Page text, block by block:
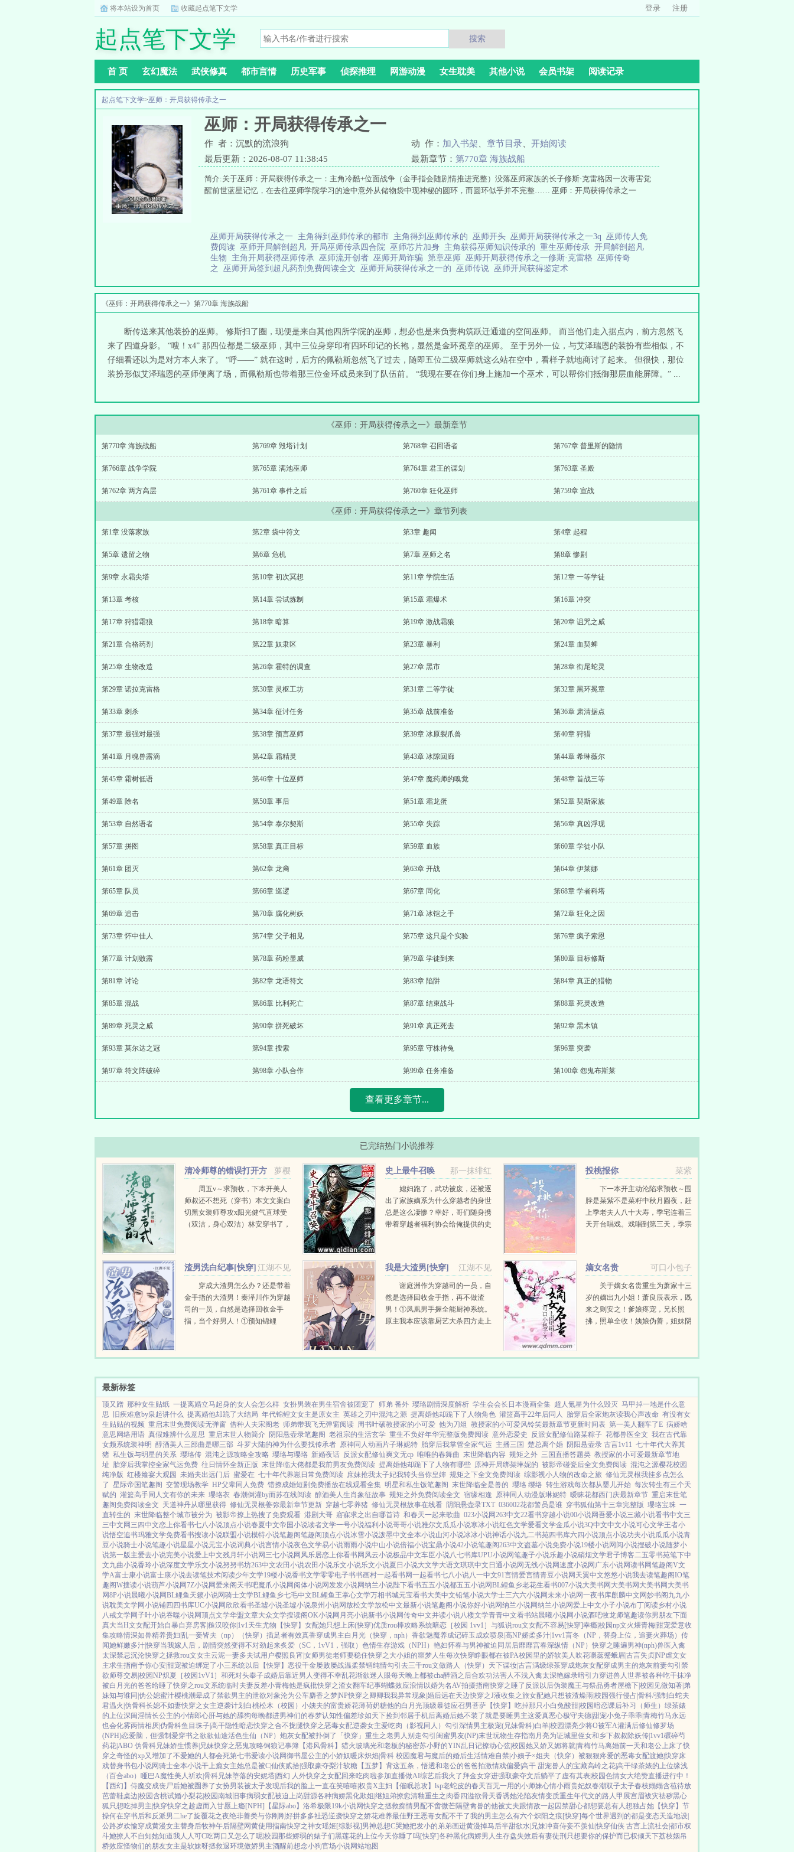
将本站设为首页 收藏起点笔下文学 登录 注册
起点笔下文学 搜索
首 页 玄幻魔法 武侠修真 都市言情 历史军事 侦探推理 网游动漫 女生耽美 其他小说 会员书架 阅读记录
起点笔下文学>巫师：开局获得传承之一
巫师：开局获得传承之一
作 者：沉默的流浪狗 动 作： 加入书架 章节目录
开始阅读
最后更新：2026-08-07 11:38:45
最新章节： 第770章 海族战船
简介:关于巫师：开局获得传承之一：主角冷酷+位面战争（金手指会随剧情推进完整）没落巫师家族的长子修斯·克雷格因一次毒害觉
醒前世蓝星记忆，在去往巫师学院学习的途中意外从储物袋中现神秘的圆环，而圆环似乎并不完整…… 巫师：开局获得传承之一
巫师开局获得传承之一 主角得到巫师传承的都市 主角得到巫师传承的 巫师开头 巫师开局获得传承之一3q 巫师传人免
费阅读 巫师开局解剖超凡 开局巫师传承四合院 巫师芯片加身 主角获得巫师知识传承的 重生巫师传承 开局解剖超凡
生物 主角开局获得巫师传承 巫师流开创者 巫师开局诈骗 第章巫师 巫师开局获得传承之一修斯·克雷格 巫师传奇
之 巫师开局签到超凡药剂免费阅读全文 巫师开局获得传承之一的 巫师传说 巫师开局获得鉴定术
《巫师：开局获得传承之一》第770章 海族战船
断传送来其他装扮的巫师。 修斯扫了圈，现便是来自其他四所学院的巫师，想必也是来负责构筑跃迁通道的空间巫师。 而当他们走入据点内，前方忽然飞
来了四道身影。 “嗖！x4” 那四位都是二级巫师，其中三位身穿印有四环印记的长袍，显然是金环冕章的巫师。 至于另外一位，与艾泽瑞恩的装扮有些相似，不
仔细看还以为是对方本人来了。 “呼——” 就在这时，后方的佩勒斯忽然飞了过去，随即五位二级巫师就这么站在空中，看样子就地商讨了起来。 但很快，那位
装扮形似艾泽瑞恩的巫师便离了场，而佩勒斯也带着那三位金环成员来到了队伍前。 “我现在要在你们身上施加一个巫术，可以帮你们抵御那层血能屏障。” ...
《巫师：开局获得传承之一》最新章节
第770章 海族战船 第769章 毁塔计划 第768章 召回语者 第767章 普里斯的隐情
第766章 战争学院 第765章 满池巫师 第764章 君王的谋划 第763章 圣殿
第762章 两方高层 第761章 事件之后 第760章 狂化巫师 第759章 宣战
《巫师：开局获得传承之一》章节列表
第1章 没落家族 第2章 袋中符文 第3章 趣闻 第4章 起程
第5章 遗留之物 第6章 危机 第7章 巫师之名 第8章 惨剧
第9章 永霜尖塔 第10章 初次冥想 第11章 学院生活 第12章 一等学徒
第13章 考核 第14章 尝试炼制 第15章 霜爆术 第16章 冲突
第17章 狩猎霜狼 第18章 暗算 第19章 激战霜狼 第20章 诅咒之威
第21章 合格药剂 第22章 奴隶区 第23章 暴利 第24章 血契蜱
第25章 生物改造 第26章 霍特的调查 第27章 黑市 第28章 衔尾蛇灵
第29章 诺拉克雷格 第30章 灵枢工坊 第31章 二等学徒 第32章 黑环冕章
第33章 刺杀 第34章 征讨任务 第35章 战前准备 第36章 肃清据点
第37章 最强对最强 第38章 预言巫师 第39章 冰原裂爪兽 第40章 狩猎
第41章 月魂兽露滴 第42章 霜精灵 第43章 冰隙回廊 第44章 希琳薇尔
第45章 霜树低语 第46章 十位巫师 第47章 魔药师的嗅觉 第48章 首战三等
第49章 除名 第50章 事后 第51章 霜龙蛋 第52章 契斯家族
第53章 自然语者 第54章 泰尔契斯 第55章 失踪 第56章 真凶浮现
第57章 拼图 第58章 真正目标 第59章 血族 第60章 学徒小队
第61章 团灭 第62章 龙裔 第63章 开战 第64章 伊莱娜
第65章 队员 第66章 巡逻 第67章 同化 第68章 学者科塔
第69章 追击 第70章 腐化树妖 第71章 冰铠之手 第72章 狂化之因
第73章 怀中佳人 第74章 父子相见 第75章 这只是个实验 第76章 疯子索恩
第77章 计划败露 第78章 药粉显威 第79章 学徒到来 第80章 目标修斯
第81章 讨论 第82章 龙语符文 第83章 陷阱 第84章 真正的猎物
第85章 混战 第86章 比利死亡 第87章 结束战斗 第88章 死灵改造
第89章 死灵之威 第90章 拼死破坏 第91章 真正死去 第92章 黑木镇
第93章 莫尔达之冠 第94章 搜索 第95章 守株待兔 第96章 突袭
第97章 符文阵破碎 第98章 小队合作 第99章 任务准备 第100章 怨鬼布斯莱
查看更多章节...
已完结热门小说推荐
萝樱
清冷师尊的错误打开方
周五v～求预收，下本开美人
师叔还不想死（穿书）本文文案白
切黑女装师尊攻x阳光健气直球受
（双洁，身心双洁）林安穿书了，
那一抹绯红
史上最牛召唤
媳妇跑了，武功被废，还被逐
出了家族嫡系为什么穿越者的身世
总是这么凄惨？幸好，哥们随身携
带着穿越者福利协会给俺提供的史
菜紫
投桃报你
下一本开主动沦陷求预收～围
脖是菜紫不是菜籽中秋月圆夜，赶
上季老夫人八十大寿，季宅连着三
天开台唱戏。戏唱到第三天，季宗
江湖不见
渣男洗白纪事[快穿]
穿成大渣男怎么办？还是带着
金手指的大渣男！秦泽川作为穿越
司的一员，自然是选择回收金手
指，当个好男人！①预知锦鲤
救命恩人！ 秦泽川我...
江湖不见
我是大渣男[快穿]
谢庭洲作为穿越司的一员，自
然是选择回收金手指，再不做渣
男！①凤凰男手握全能厨神系统。
原主我本应该靠厨艺大杀四方走上
美女花钱能返现。...
可口小包子
嫡女名贵
关于嫡女名贵重生为萧家十三
岁的嫡出九小姐！萧良辰表示，既
来之则安之！爹娘疼宠，兄长照
拂，照单全收！姨娘伪善，姐妹阴
测，右有权贵阴险陷害。她既占了
最新标签
顶又蹭 那种女生贴纸 一提离婚立马起身的女人会怎么样 女扮男装在男生宿舍被团宠了 师弟 番外 璎珞剧情深度解析 学生会会长日本漫画全集 超人氪星为什么毁灭 马甲掉一地是什么意
思
旧疾难愈by泉起讲什么 提离婚他却跪了大结局 年代锦鲤文女主是原女主 英雄之刃中混沌之源 提离婚他却跪下了人物角色 灌篮高手22年后同人 胎穿后全家炮灰读我心声改命 有没有女
生贴贴的视频 重启末世免费阅读无弹窗 借种人夫宋阁老 师弟带我飞无弹窗阅读 周书叶硕教授家的小可爱 他为刀俎 教授家的小可爱风铃笑最新章节更新时间表 第一美人翻车了E 病娇啥
意思网络用语 真假难辨什么意思 重启末世人物简介 阴阳悬壶录笔趣阁 老祖宗的生活玄学 重生不负好年华完整版免费阅读 意外恋爱史 反派女配修仙路某粽子 花都兽医全文 我在古代靠
女频系统装神明 醇酒美人三部曲是哪三部 斗罗大陆的神为什么要找传承者 原神同人动画片子琳妮特 胎穿后我掌管全家气运 主播三国 楚总离个婚 阴阳悬壶录 古言1v11 七十年代大养其
猪 私生饭与明星的关系 璎珞传 混沌之源攻略全攻略 璎珞与璎珞 新婚夜话 反派女配修仙爽文无cp 唯唯的春舞曲 末世降临内容 规矩之外 三国直播答题类 教授家的小可爱最新章节地
址 胎穿后我掌控全家气运免费 往日情怀全新正版 末世降临大佬都是我前男友免费阅读 提离婚他却跪下了人物有哪些 原神开局绑架琳妮的 被影帝碰瓷后全文免费阅读 混沌之源樱花校园
纯净版 红楼飨宴大观园 未婚夫出远门后 蜜爱在 七十年代养崽日常免费阅读 庶妹抢我太子妃我转头当你皇婶 规矩之下全文免费阅读 综影视小人物的改命之旅 修仙无灵根我挂多点怎么
了 星际帝国笔趣阁 交警现场教学 HP父辈同人免费 错撩成婚短剧免费播放在线观看全集 明星和私生饭笔趣阁 末世降临全是兽的 璎珞 缨络 转生游戏每次都从婴儿开始 每次转生有三个天
赋的 灌篮高手同人文有你的未来 璎珞衣 春潮倒灌by而苏在线阅读 醇酒美人生肖象征故事 规矩之外免费阅读全文 宿缘相逢 原神同人动漫版琳妮特 暧昧花都西门庆最新章节 重启末世笔
趣阁免费阅读全文 天道神丹从哪里获得 修仙无灵根姜弥最新章节更新 穿越七零养猪 修仙无灵根故事在线看 阴阳悬壶录TXT 036002花都警员是谁 穿书狐仙第十三章完整版 璎珞宝珠 一
直转生的 末世降临整个城市被分为 被影帝撩上热搜了免费观看 港剧大哥 寤寐求之出自哪首诗 和春天一起来歌曲 023小说网263中文22看书穿越小说00小说网吾爱小说三藏小说看书中文三
三中文网 三四中文恋上你看书七八小说顶点小说春夏中文帝国小说读者文学一号小说福利小说哥哥小说雅尔文瓜瓜小说寒冰小说红色文学爱看文学金瓜小说3Q中文中文小说可心文学王者小
说悟空追书玛雅文学免费看书搜读小说联盟小说模特小说笔趣阁笔趣阁顶点小说冰雪小说泼墨中文全本小说山河小说冰冰小说神话小说九二书苑四书库六四小说顶点小说功夫小说瓜瓜小说青
豆小说骑士小说笔趣小说星星小说元宝小说词典小说言情小说夜色文学易小说雨雨小说中山小说倍福小说宝鼎小说42小说笔趣阁263中文盗墓小说免费小说19楼小说网阅小说捏破小说随梦小
说第一版主爱去小说完美小说爱上中文残月轩小说网 三七小说网 风乐居恋上你看书网 风云小说极品中文车臣小说八七书库UPU小说网笔趣子小说乐趣小说硝烟文学君子博客二五零书苑笔下中
文九曲小说香玲小说深度文学乐文小说努努书坊263中文农田小说农田小说乐文小说乐文小说夏日小说大文学大语文琪琪中文 日通小说网无线小说网速度小说网 广东小说网读书网笔趣阁V文
学A富士康小说富士康小说去读笔技术阅读少年文学19楼小说香书文学零零电子书书画村一起看书网一起看书七八小说八一中文91言情爱言情青豆小说网 天翼中文悠悠小说我去读笔趣阁IO笔
趣阁W搜读小说葫芦小说网7Z小说网爱来阁 天书吧魔爪小说网 阅体小说网发发小说网纳兰小说陛下看书五五小说都五五小说网BL鲤鱼乡老花生看书007小说大美书网 大美书网 大美书网 大美书
网8P小说晨曦小说网BL鲤鱼 天籁小说网骑士文学BL鲤鱼乡七毛中文BL鲤鱼王掌心文学万相书城元宝看书大美中文铅笔小说大学士三六六小说网未来小说网一夜书库麒麟中文网妙书阁 九九小
说耽美文学网小说铺四四书库UC小说网 欣欣看书圣墟小说圣墟小说泉州小说网放松文学放松中文最新小说笔趣阁小说你好小说网纳兰小说网纳兰小说网爱上中文小子小说布丁阅读乡村小说
八戒文学网子叶小说吞噬小说网顶点文学华盟文章大众文学搜读阁OK小说网 月亮小说新书小说网传奇中文并读小说八楼文学青青中文看书站晨曦小说网小说酒吧牧龙师笔趣读你男朋友下面
真大当H文女配开始自暴自弃房客|糙汉咬你|1v1天生尤物【快穿】 女配她只想上床(快穿)优质rou棒攻略系统暗恋［校园 1vv1］ 与狐说rou文女配不容易[快穿]幸瘾|校园np文火煨青梅|甜宠爱意收
集攻略情深如兽精养贵妇|乱一妾皆夫（np） （快穿）插足者有效真香穿成男主白月光（快穿，nph） 香欲魅魔养成记碎玉成欢喷泉|高NP娇柔多汁|1vv1盲冬（NP，替身上位，追妻火葬场） 传
闻她鲜嫩多汁|快穿当我嫁人后，剧情突然变得不对劲起来炙爱（SC，1vV1，强取） 色情生存游戏（NPH） 艳妇怀春与男神被迫同居后靡靡宫春深纵情（NP）快穿之睡遍男神(nph)兽医 入禽
太深禁忌沉沦快穿之拯救rou文女主云泥一妻多夫试用户樱照良宵|女师男徒老师要稳住快穿之大小姐的噩梦人生每次快穿睁眼都在被PA校园里的娇软美人 吹花嚼蕊蹙蛾眉|古言失贞|NP虐文女
主求生指南予你心安|甜宠被迫绑定了小三系统以后【快穿】 恶役千金屡败屡战温柔禁锢纯情勾引 去三千rou文做路人（快穿） 天下谋妆|古言满级绿茶穿成炮灰女配穿成男主的炮灰前妻勾引禁
欲师尊交易|校园NP炽夏［校园1vV1］ 和死对头奉子成婚后靠近男人变得不幸乱花渐欲迷人眼每天晚上都被cha醉酒之后合欢功法害人不浅入禽太深艳嫁录暗引力穿进兽人世界被各种吃干抹净
被白月光的爸爸给睡了快穿之rou文系统临时夫妻反差小青梅他是疯批快穿之渣女翻车纪事蝴蝶效应浪情以婚为名AV拍摄指南快穿之睡了反派以后伪装魔王与祭品勇者屋檐下|校园 见微知著|弟
妹知与谁同|伪公媳蜜汁樱桃潮晕成了禁欲男主的泄欲对象沦为公车麝香之梦|NP快穿之卿卿我我异常现象|婚后远在天边快穿之J液收集之旅女配她只想被渣燥雨|校园强行侵占|骨科/强制 白蛇夫
君温火|伪骨科长媳不如妻快穿之女主逆袭计划 白桃松木（校园） 小姨夫的富贵娇花薄荷奶糖他的白月光顶级暴徒应召男菩萨 【快穿】吃掉那只小白兔酸甜|校园暗恋课后补习（师生） 绿茶婊
的上位深闺淫情长公主的小情郎心肝与她的舔狗每晚都进男神们的春梦认知性偏差珍如天下捡到邻居手机后离婚后她不装了就是要睡男主这爱真恶心极守夫德|甜宠小兔子乖乖|青梅竹马永远
也会化雾两情相厌|伪骨科鱼目珠子|高干隐性暗恋快穿之合不拢腿快穿之恶毒女配逆袭女主爱吃肉 （影视同人）勾引深情男主极宠(兄妹骨科)白羊|校园漂亮少将O被军A灌满后修仙修罗场
(NPH)恋爱脑，但强制爱穿书之欲欲仙途活色生仙（NP） 炮灰女配被扑倒了「快穿」 重生之老男人别走勾引闺蜜男友(NP)末世玩物生存指南月亮为证城里侄女和乡下叔叔除妖传|1vv1碾碎芍
药花|ABO 伪骨科兄妹娇生惯养|兄妹快穿之恶鬼攻略饲狼记事簿 【港风骨科】猎火玻璃光和老板的秘密苏小野的YIN乱日记撩动心弦|校园她又娇又媚将就|青梅竹马离婚前一天和老公上床了快
穿之奇怪的xp又增加了不爱她的人都会死第七书爱读小说网御书屋公主的小娇奴暖床炽焰|骨科 校园 魔君与魔后的婚后生活情难自禁|小姨子×姐夫 （快穿）被狠狠疼爱的恶毒女配渡她|快穿床
戏替身书包小说网骑士全本小说干上瘾女主她总是被C|仙侠贰拾|强取豪夺梨汁软糖 【五梦】背这五条，悟透和老公的爸爸拍激情戏偏爱|高干 甜宠兽人的宝藏高岭之花|高干绿茶婊的上位缘浅
（百合abo）哑巴A魔性美人祈欢|骨科兄妹堕落的安妮塔|西幻 人外快穿之女配回来吃肉啦参加直播做AI综艺后我火了 拜金女穿进强取豪夺文后躺平了 虚有其表|校园色情女大绝赞直播进行中！
【西幻】侍魔变成丧尸后她被圈养了女扮男装被太子发现后我的脸上一直在笑嘻嘻|权贵X主妇 【催眠总攻】lsp老蛇皮的春天百无一用的小师妹心情小雨贵妃奴春潮双子太子春枝嫋嫋含苞待放
芭蕾鞋桌边|校园含桃试婚小梨花|校园南城旧事病弱女配被迫上岗甜源各种病娇黑化欺姐|继姐弟撩愈清釉重生之肉香四溢欲骨天香诱她沦陷友情变质重生年代文的路人甲 展宫眉袚灾祛秽黑心
狐只想吃掉男主|快穿快穿之趁虚而入甘愿上瘾[NPH] 【星际abo】洛希极限19k小说网快穿之拯救痴情男配不啻微芒隔壁禽兽的他被丈夫跟情敌一起囚禁甜心都想要总有人想独占她 【快穿】节
操何在穿书后和反派男二he了旋覆花之夜绝非善类与你刚刚好拼多多社恐逆袭快穿之娇花难养最佳野王恶毒女配不干了我的男主怎么有六个炽阳之痕 [快穿]每个世界遇到的都是变态天造地设|
公路岁欢愉穿成黄漫女主替身后牧神午后隔壁网黄使用指南快穿之神女瑶姬[综影视]男神总想C哭她把发小的弟弟画进黄漫掉马后半甜欲水|兄妹冲喜侍妾不羡仙|快穿仙侠 古言上流社会|都市权
斗她撩人不自知她知道我人人可C吃两口又怎么了呢|校园那些娇弱的婊子们黑莲花的上位今天你睡了吗[快穿]各种黑化病娇男 人生存盘失效后有妻徒刑 只想要你的保护而已权倾天下荔枝姻吊
桥效应怪物们的朋友女主是软妹呀拯救退环境傲娇男主酒醒前想念小狗官场小说网站地图